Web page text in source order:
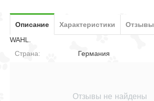
Описание Характеристики
Отзывы
WAHL.
Страна:
Германия
Отзывы не найдены